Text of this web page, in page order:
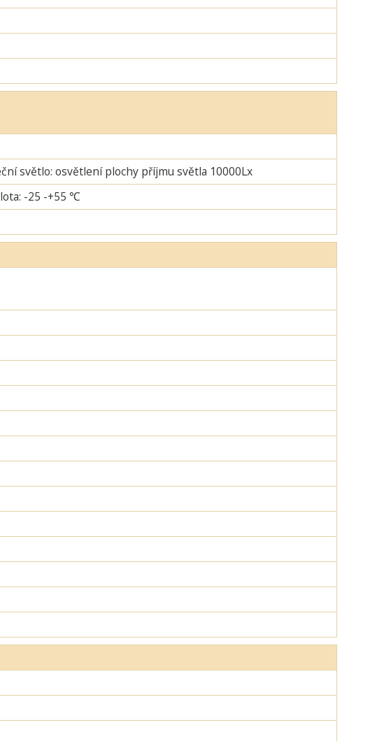
světlo: osvětlení plochy příjmu světla 10000Lx
-25 -+55 ℃